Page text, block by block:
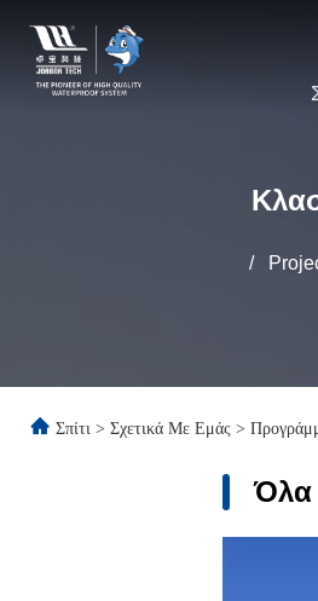
/
Σπίτι > Σχετικά Με Εμάς >
Όλα